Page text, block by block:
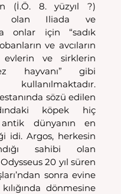
(İ.Ö. 8. yüzyıl ?)
olan Iliada ve
onlar için “sadık
ve avcıların
ve sirklerin
hayvanı” gibi
sözü edilen
köpek hiç
dünyanın en
idi. Argos, herkesin
sahibi olan
20 yıl süren
sonra evine
dönmesine